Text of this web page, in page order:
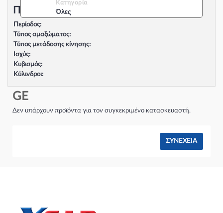
Κατηγορία
Όλες
Περιγραφή Αυτοκινήτου:
Περίοδος:
Τύπος αμαξώματος:
Τύπος μετάδοσης κίνησης:
Ισχύς:
Κυβισμός:
Κύλινδροι:
Τύπος κινητήρα:
GE
Δεν υπάρχουν προϊόντα για τον συγκεκριμένο κατασκευαστή.
ΣΥΝΈΧΕΙΑ